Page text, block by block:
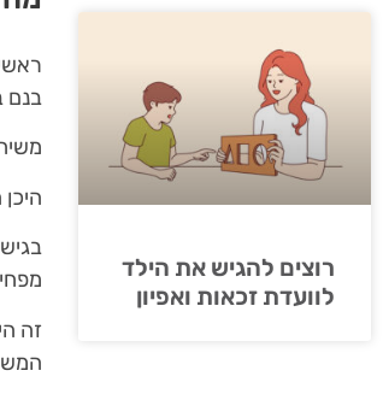
רוצים להגיש את הילד
לוועדת זכאות ואפיון
בנם
זה